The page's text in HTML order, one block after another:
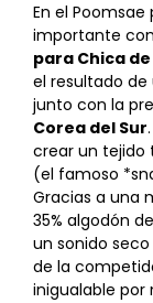
En el
importante
para Chica
el resultado
junto con la
Corea del Sur
crear un tejido
(el famoso
Gracias a una
35% algodón
un sonido
de la
inigualable